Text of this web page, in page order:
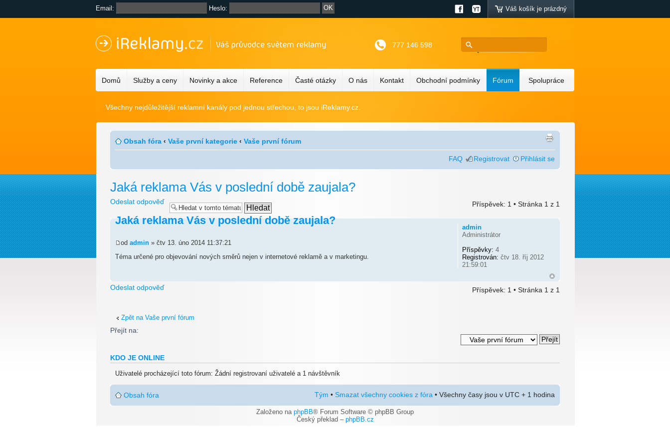
Email: Heslo: Váš košík je prázdný
777 146 598
Domů Služby a ceny Novinky a akce Reference Časté otázky O nás Kontakt Obchodní podmínky Fórum Spolupráce
Všechny nejdůležitější reklamní kanály pod jednou střechou, to jsou iReklamy.cz.
Obsah fóra ‹ Vaše první kategorie ‹ Vaše první fórum
FAQ Registrovat Přihlásit se
Jaká reklama Vás v poslední době zaujala?
Odeslat odpověď Příspěvek: 1 • Stránka 1 z 1
Jaká reklama Vás v poslední době zaujala?
od admin » čtv 13. úno 2014 11:37:21
Téma určené pro objevování nových směrů nejen v internetové reklamě a v marketingu.
admin
Administrátor
Příspěvky: 4
Registrován: čtv 18. říj 2012
21:59:01
Odeslat odpověď Příspěvek: 1 • Stránka 1 z 1
Zpět na Vaše první fórum
Přejít na:
KDO JE ONLINE
Uživatelé procházející toto fórum: Žádní registrovaní uživatelé a 1 návštěvník
Obsah fóra Tým • Smazat všechny cookies z fóra • Všechny časy jsou v UTC + 1 hodina
Založeno na phpBB® Forum Software © phpBB Group
Český překlad – phpBB.cz